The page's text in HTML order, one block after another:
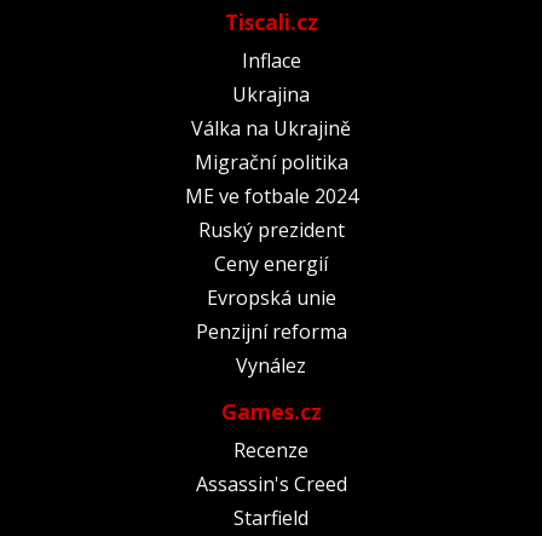
Tiscali.cz
Inflace
Ukrajina
Válka na Ukrajině
Migrační politika
ME ve fotbale 2024
Ruský prezident
Ceny energií
Evropská unie
Penzijní reforma
Vynález
Games.cz
Recenze
Assassin's Creed
Starfield